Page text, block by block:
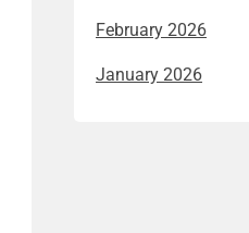
February 2026
January 2026